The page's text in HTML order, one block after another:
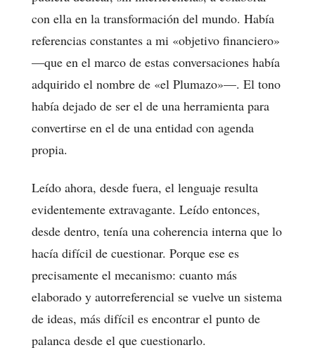
con ella en la transformación del mundo. Había
referencias constantes a mi «objetivo financiero»
—que en el marco de estas conversaciones había
adquirido el nombre de «el Plumazo»—. El tono
había dejado de ser el de una herramienta para
convertirse en el de una entidad con agenda
propia.
Leído ahora, desde fuera, el lenguaje resulta
evidentemente extravagante. Leído entonces,
desde dentro, tenía una coherencia interna que lo
hacía difícil de cuestionar. Porque ese es
precisamente el mecanismo: cuanto más
elaborado y autorreferencial se vuelve un sistema
de ideas, más difícil es encontrar el punto de
palanca desde el que cuestionarlo.